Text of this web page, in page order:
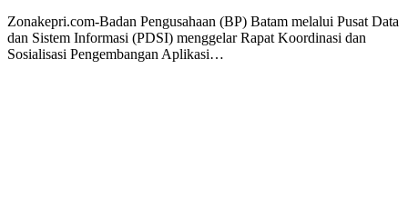
Zonakepri.com-Badan Pengusahaan (BP) Batam melalui Pusat Data
dan Sistem Informasi (PDSI) menggelar Rapat Koordinasi dan
Sosialisasi Pengembangan Aplikasi…